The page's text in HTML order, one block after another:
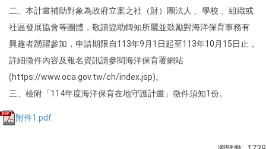
二、本計畫補助對象為政府立案之社（財）團法人 、學校 、組織或
社區發展協會等團體，敬請協助轉知所屬並鼓勵對海洋保育事務有
興趣者踴躍參加，申請期限自113年9月1日起至113年10月15日止，
詳細徵件內容及報名資訊請參閱海洋保育署網站
(https://www.oca.gov.tw/ch/index.jsp)。
三、檢附「114年度海洋保育在地守護計畫」徵件須知1份。
附件1.pdf